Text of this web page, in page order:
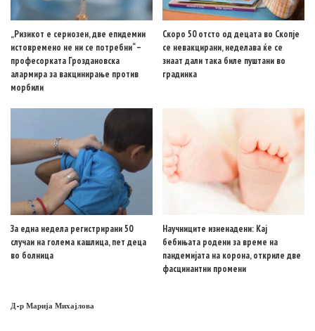
„Ризикот е сериозен, две епидемии
истовремено не ни се потребни“ –
професорката Гроздановска
алармира за вакцинирање против
морбили
Скоро 50 отсто од децата во Скопје
се невакцирани, неделава ќе се
знаат дали така биле пуштани во
градинка
За една недела регистрирани 50
случаи на голема кашлица, пет деца
во болница
Научниците изненадени: Кај
бебињата родени за време на
пандемијата на корона, откриле две
фасцинантни промени
Д-р Марија Михајлова